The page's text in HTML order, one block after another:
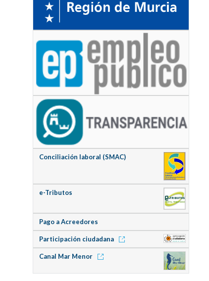
Conciliación laboral (SMAC)
e-Tributos
Pago a Acreedores
Participación ciudadana
Canal Mar Menor